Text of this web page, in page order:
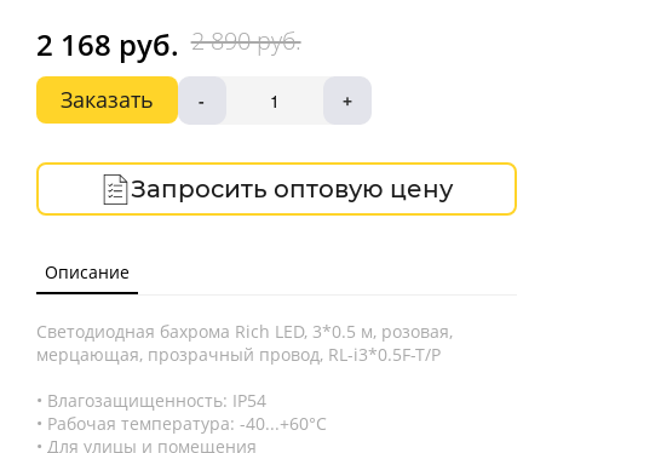
2 168 руб. 2 890 руб.
Заказать - +
Запросить оптовую цену
Описание
Светодиодная бахрома Rich LED, 3*0.5 м, розовая,
мерцающая, прозрачный провод, RL-i3*0.5F-T/P
Влагозащищенность: IP54
Рабочая температура: -40...+60°C
Для улицы и помещения